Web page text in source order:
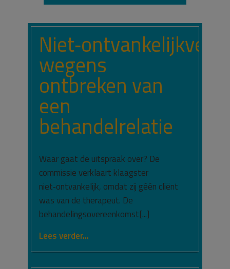
wegens
ontbreken van
een
behandelrelatie
Waar gaat de uitspraak over? De
commissie verklaart klaagster
niet‑ontvankelijk, omdat zij géén cliënt
was van de therapeut. De
behandelingsovereenkomst[...]
Lees verder...